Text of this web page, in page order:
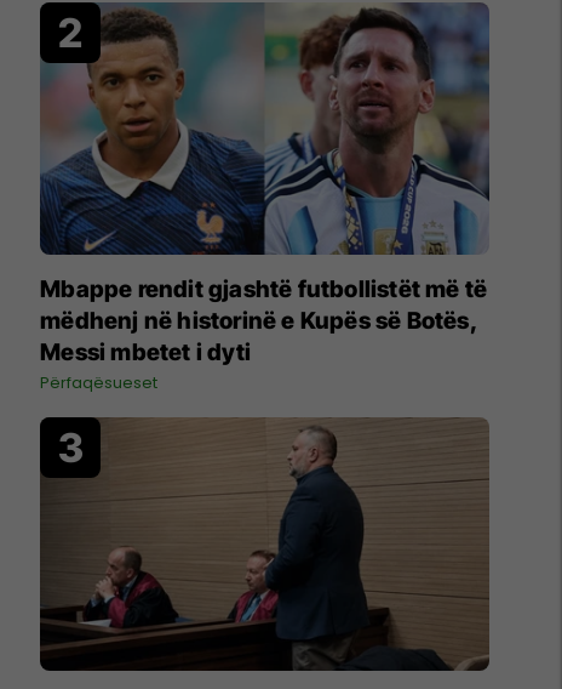
Mbappe rendit gjashtë futbollistët më të
mëdhenj në historinë e Kupës së Botës,
Messi mbetet i dyti
Përfaqësueset